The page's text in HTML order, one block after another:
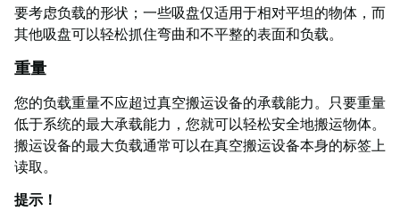
要考虑负载的形状；一些吸盘仅适用于相对平坦的物体，而
其他吸盘可以轻松抓住弯曲和不平整的表面和负载。
重量
您的负载重量不应超过真空搬运设备的承载能力。只要重量
低于系统的最大承载能力，您就可以轻松安全地搬运物体。
搬运设备的最大负载通常可以在真空搬运设备本身的标签上
读取。
提示！